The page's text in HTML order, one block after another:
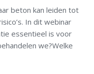
beton kan leiden tot
In dit webinar
essentieel is voor
we?Welke